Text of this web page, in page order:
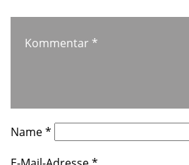
Kommentar *
Name*